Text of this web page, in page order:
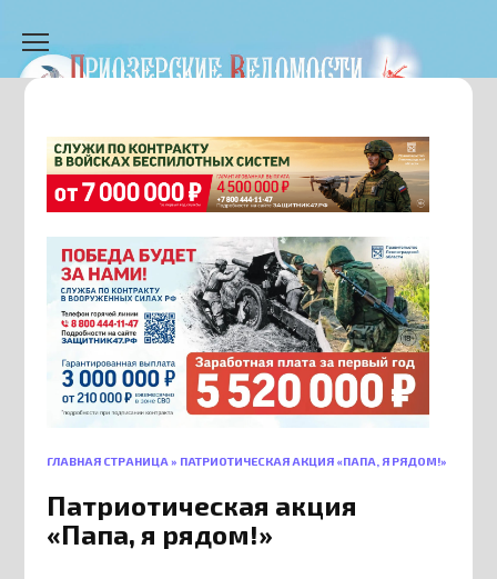
содержанию
ГЛАВНАЯ СТРАНИЦА » ПАТРИОТИЧЕСКАЯ АКЦИЯ «ПАПА, Я РЯДОМ!»
Патриотическая акция
«Папа, я рядом!»